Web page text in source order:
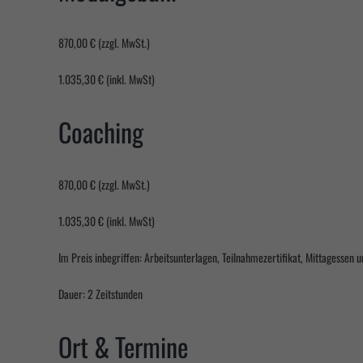
870,00 € (zzgl. MwSt.)
1.035,30 € (inkl. MwSt)
Coaching
870,00 € (zzgl. MwSt.)
1.035,30 € (inkl. MwSt)
Im Preis inbegriffen: Arbeitsunterlagen, Teilnahmezertifikat, Mittagessen
Dauer: 2 Zeitstunden
Ort & Termine
Sie